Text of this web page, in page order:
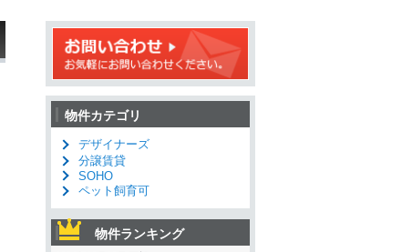
物件カテゴリ
デザイナーズ
分譲賃貸
SOHO
ペット飼育可
物件ランキング